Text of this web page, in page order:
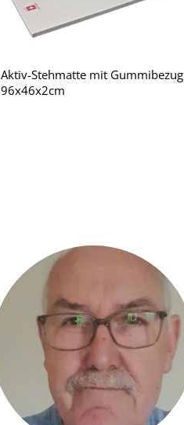
Aktiv-Stehmatte mit Gummibezug
96x46x2cm